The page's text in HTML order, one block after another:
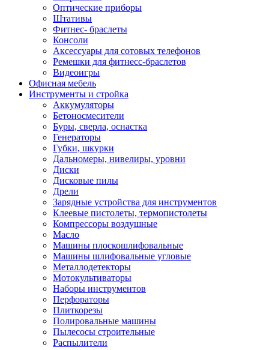
Оптические приборы
Штативы
Фитнес- браслеты
Консоли
Аксессуары для сотовых телефонов
Ремешки для фитнесс-браслетов
Видеоигры
Офисная мебель
Инструменты и стройка
Аккумуляторы
Бетоносмесители
Буры, сверла, оснастка
Генераторы
Губки, шкурки
Дальномеры, нивелиры, уровни
Диски
Дисковые пилы
Дрели
Зарядные устройства для инструментов
Клеевые пистолеты, термопистолеты
Компрессоры воздушные
Масло
Машины плоскошлифовальные
Машины шлифовальные угловые
Металлодетекторы
Мотокультиваторы
Наборы инструментов
Перфораторы
Плиткорезы
Полировальные машины
Пылесосы строительные
Распылители